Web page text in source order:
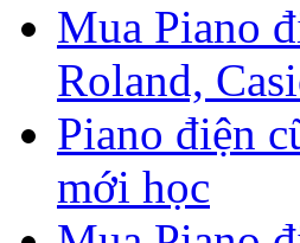
Mua Piano
Roland,
Piano điện
mới học